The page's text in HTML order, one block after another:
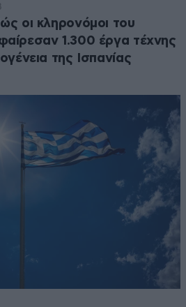
οι κληρονόμοι του
1.300 έργα τέχνης
της Ισπανίας